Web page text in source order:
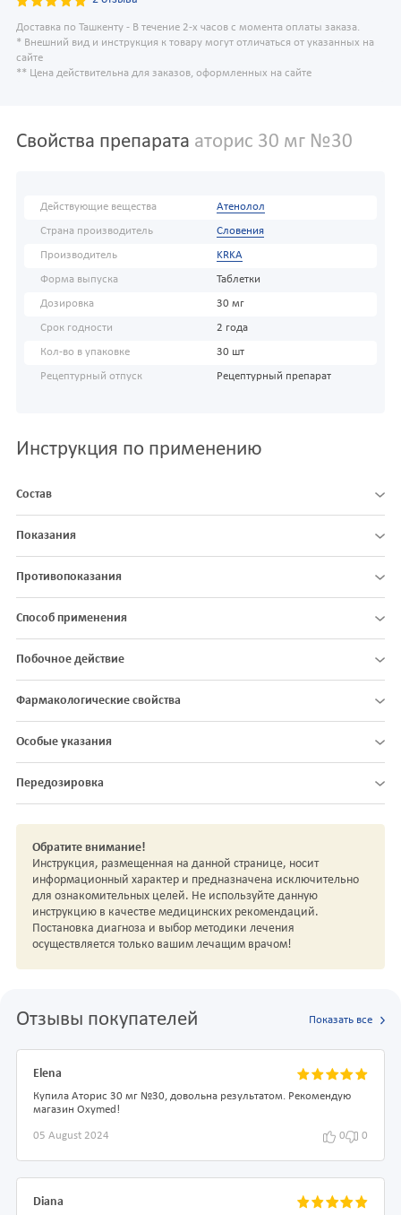
Доставка по Ташкенту - В течение 2-х часов с момента оплаты заказа.
* Внешний вид и инструкция к товару могут отличаться от указанных на
сайте
** Цена действительна для заказов, оформленных на сайте
Свойства препарата аторис 30 мг №30
Действующие вещества Атенолол
Страна производитель Словения
Производитель KRKA
Форма выпуска Таблетки
Дозировка 30 мг
Срок годности 2 года
Кол-во в упаковке 30 шт
Рецептурный отпуск Рецептурный препарат
Инструкция по применению
Состав
Показания
Противопоказания
Способ применения
Побочное действие
Фармакологические свойства
Особые указания
Передозировка
Обратите внимание!
Инструкция, размещенная на данной странице, носит
информационный характер и предназначена исключительно
для ознакомительных целей. Не используйте данную
инструкцию в качестве медицинских рекомендаций.
Постановка диагноза и выбор методики лечения
осуществляется только вашим лечащим врачом!
Отзывы покупателей Показать все
Elena
Купила Аторис 30 мг №30, довольна результатом. Рекомендую
магазин Oxymed!
05 August 2024 0 0
Diana